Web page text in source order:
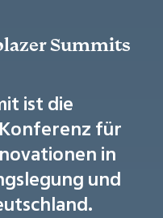
Summits
ist die
für
in
und